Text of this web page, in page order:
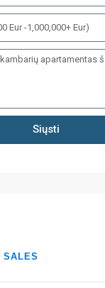
Siųsti
SALES